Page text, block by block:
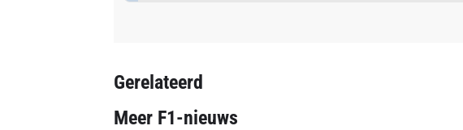
Gerelateerd
Meer F1-nieuws